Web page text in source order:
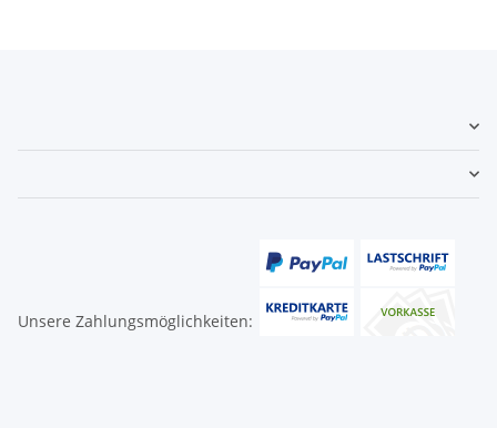
Unsere Zahlungsmöglichkeiten: